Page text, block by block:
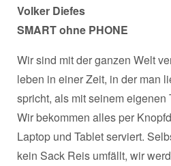
Volker Diefes
SMART ohne PHONE
Wir sind mit der ganzen Welt
leben in einer Zeit, in der man
spricht, als mit seinem eigenen
Wir bekommen alles per
Laptop und Tablet serviert.
kein Sack Reis umfällt, wir